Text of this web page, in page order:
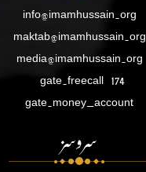
info@imamhussain.org
maktab@imamhussain.org
media@imamhussain.org
gate.freecall 174
gate.money_account
سروسز